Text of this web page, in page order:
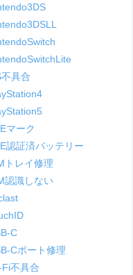
具合
マーク
認証済バッテリー
トレイ修理
認識しない
C
Cポート修理
Fi不具合